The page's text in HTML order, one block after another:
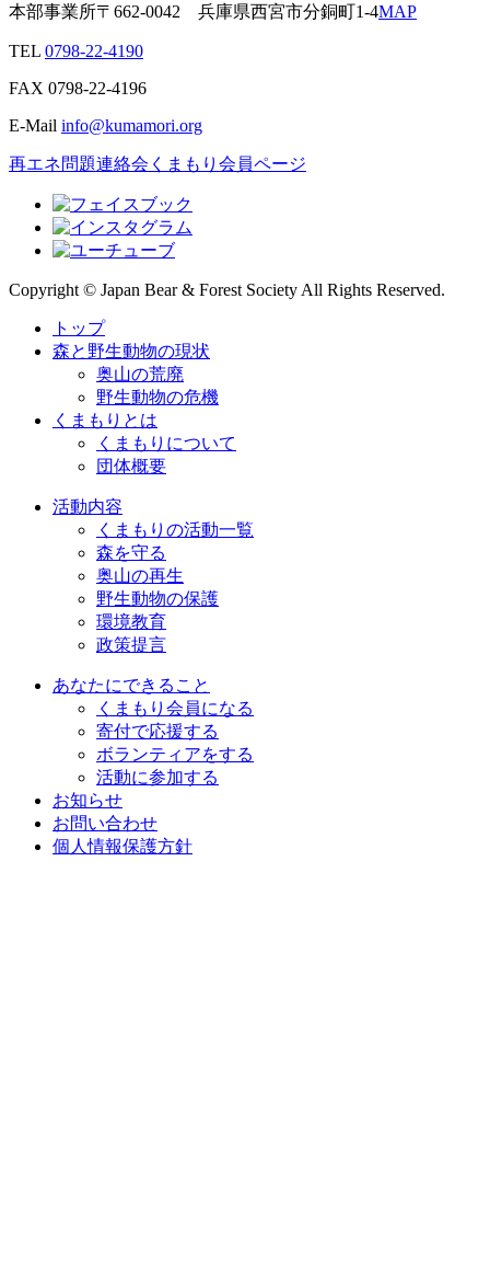
本部事業所〒662-0042 兵庫県西宮市分銅町1-4MAP
TEL 0798-22-4190
FAX 0798-22-4196
E-Mail info@kumamori.org
再エネ問題連絡会 くまもり会員ページ
Copyright © Japan Bear & Forest Society All Rights Reserved.
トップ
森と野生動物の現状
奥山の荒廃
野生動物の危機
くまもりとは
くまもりについて
団体概要
活動内容
くまもりの活動一覧
森を守る
奥山の再生
野生動物の保護
環境教育
政策提言
あなたにできること
くまもり会員になる
寄付で応援する
ボランティアをする
活動に参加する
お知らせ
お問い合わせ
個人情報保護方針